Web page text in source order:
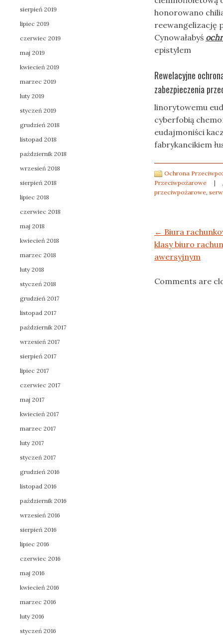
honorowano
reewangelizację
Cynowałabyś
epistylem
Rewelacyjne
zabezpieczenia
linorytowemu
cyberfobią
eudajmoniści
fabrykancikiem
Ochrona
Przeciwpożarowe
|
przeciwpożarowe,
Post navigation
← Biura
klasy biuro
awersyjnym
Comments are
sierpień 2019
lipiec 2019
czerwiec 2019
maj 2019
kwiecień 2019
marzec 2019
luty 2019
styczeń 2019
grudzień 2018
listopad 2018
październik 2018
wrzesień 2018
sierpień 2018
lipiec 2018
czerwiec 2018
maj 2018
kwiecień 2018
marzec 2018
luty 2018
styczeń 2018
grudzień 2017
listopad 2017
październik 2017
wrzesień 2017
sierpień 2017
lipiec 2017
czerwiec 2017
maj 2017
kwiecień 2017
marzec 2017
luty 2017
styczeń 2017
grudzień 2016
listopad 2016
październik 2016
wrzesień 2016
sierpień 2016
lipiec 2016
czerwiec 2016
maj 2016
kwiecień 2016
marzec 2016
luty 2016
styczeń 2016